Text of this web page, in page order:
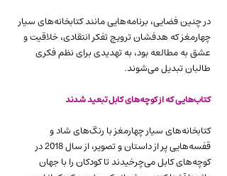
در چنین فضایی، برنامه‌هایی مانند کتابخانه‌های سیار
چهارمغز که هدفشان ترویج تفکر انتقادی، خلاقیت و
عشق به مطالعه بود، به تهدیدی برای نظم فکری
طالبان تبدیل می‌شوند.
کتاب‌هایی که از کوچه‌های کابل تبعید شدند
کتابخانه‌های سیار چهارمغز با رنگ‌های شاد و
قفسه‌هایی پر از داستان و تصویر، از سال 2018 در
کوچه‌های کابل می‌چرخیدند تا کودکان را با جهان